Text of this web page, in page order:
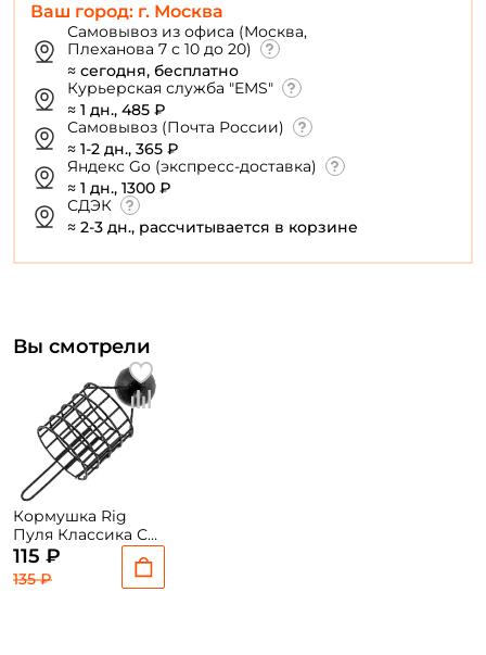
Ваш город: г. Москва
Самовывоз из офиса (Москва,
Плеханова 7 с 10 до 20)
≈ сегодня, бесплатно
Курьерская служба "EMS"
≈ 1 дн., 485 ₽
Самовывоз (Почта России)
≈ 1-2 дн., 365 ₽
Яндекс Go (экспресс-доставка)
≈ 1 дн., 1300 ₽
СДЭК
≈ 2-3 дн., рассчитывается в корзине
Вы смотрели
Кормушка Rig
Пуля Классика С
ЖЕСТКИМ
ОТВОДОМ МАЛАЯ
30 гр (1шт.)
115 ₽
135 ₽